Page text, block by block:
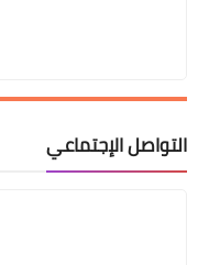
التواصل الإجتماعي